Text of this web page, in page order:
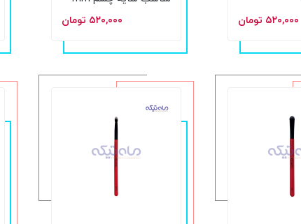
۵۲۰,۰۰۰ تومان
۵۲۰,۰۰۰ تومان